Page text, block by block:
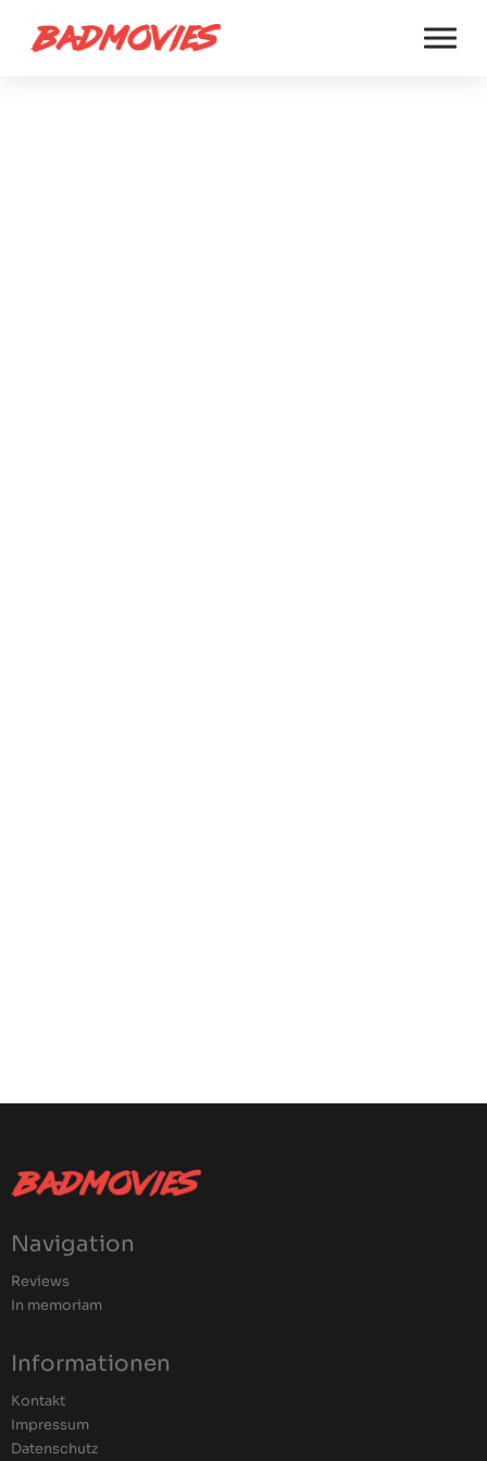
Navigation
Reviews
In memoriam
Informationen
Kontakt
Impressum
Datenschutz